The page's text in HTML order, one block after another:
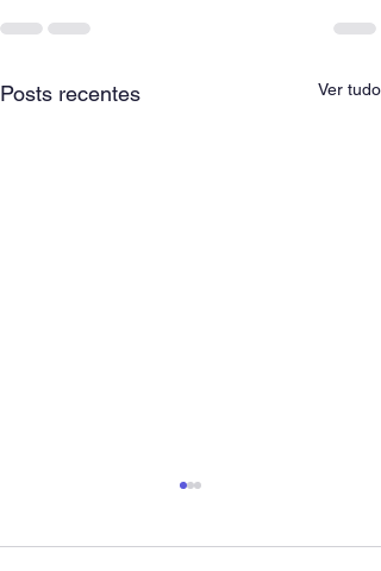
Posts recentes Ver tudo